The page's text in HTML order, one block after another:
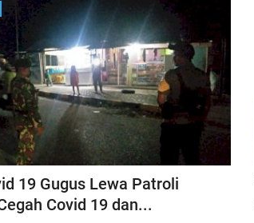
19 Gugus Lewa Patroli
Covid 19 dan...